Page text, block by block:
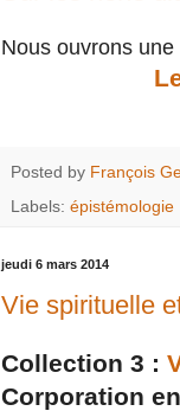
Nous ouvrons
Posted by François
Labels: épistémologie
jeudi 6 mars 2014
Vie spirituelle
Collection 3 :
Corporation